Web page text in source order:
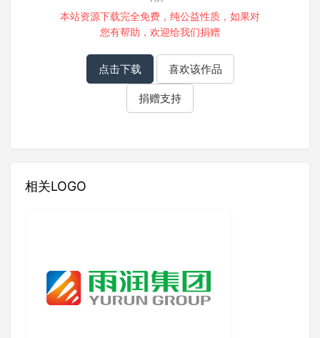
本站资源下载完全免费，纯公益性质，如果对
您有帮助，欢迎给我们捐赠
点击下载 喜欢该作品
捐赠支持
相关LOGO